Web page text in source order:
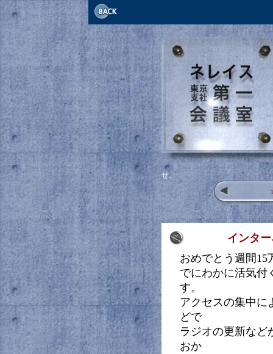
せ。
1
インタ
おめでとう週間15
でにわかに活気付
す。
アクセスの集中に
どで
ラジオの更新など
おか